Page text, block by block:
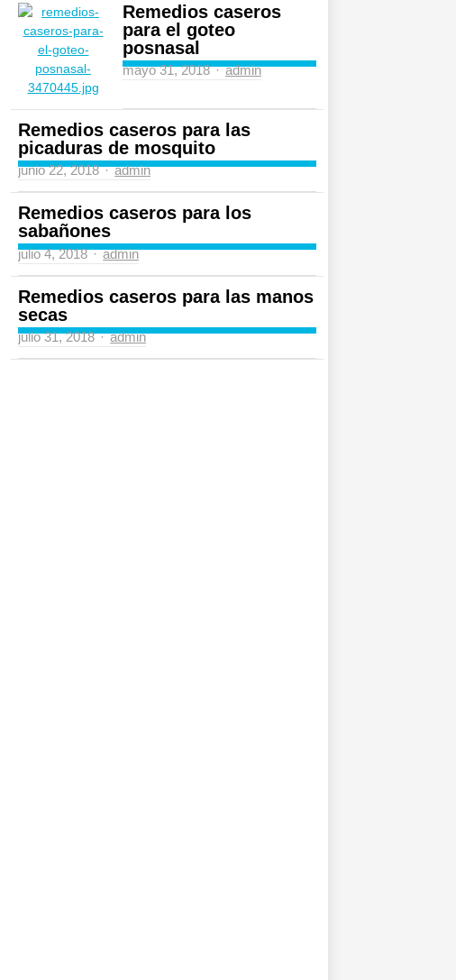
Remedios caseros
para el goteo
posnasal
mayo 31, 2018 Author
admin
Remedios caseros para las
picaduras de mosquito
junio 22, 2018 Author
admin
Remedios caseros para los
sabañones
julio 4, 2018 Author
admin
Remedios caseros para las manos
secas
julio 31, 2018 Author
admin